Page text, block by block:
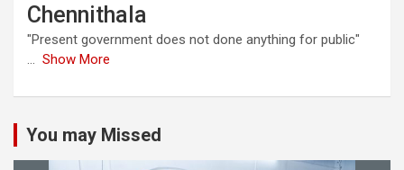
Chennithala
"Present government does not done anything for public"
... Show More
You may Missed